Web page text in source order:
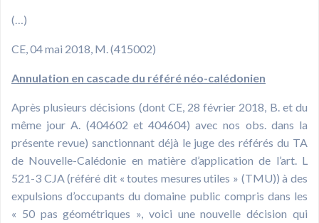
(…)
CE, 04 mai 2018, M. (415002)
Annulation en cascade du référé néo-calédonien
Après plusieurs décisions (dont CE, 28 février 2018, B. et du
même jour A. (404602 et 404604) avec nos obs. dans la
présente revue) sanctionnant déjà le juge des référés du TA
de Nouvelle-Calédonie en matière d’application de l’art. L
521-3 CJA (référé dit « toutes mesures utiles » (TMU)) à des
expulsions d’occupants du domaine public compris dans les
« 50 pas géométriques », voici une nouvelle décision qui